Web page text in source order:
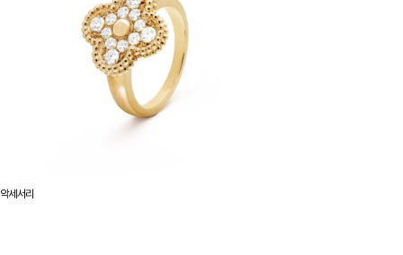
악세서리